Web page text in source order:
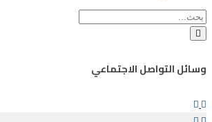
وسائل التواصل الاجتماعي